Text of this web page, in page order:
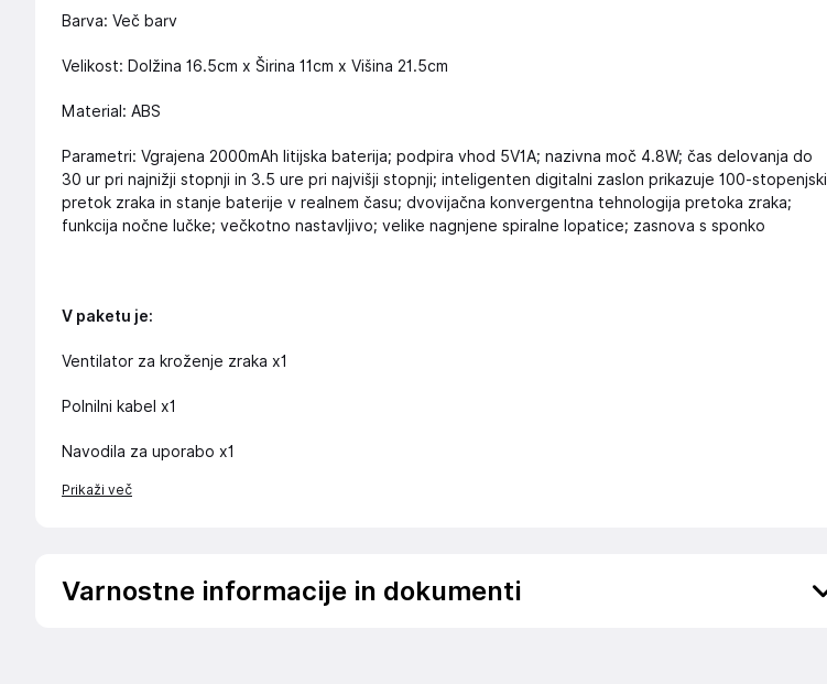
Barva: Več barv
Velikost: Dolžina 16.5cm x Širina 11cm x Višina 21.5cm
Material: ABS
Parametri: Vgrajena 2000mAh litijska baterija; podpira vhod 5V1A; nazivna moč 4.8W; čas delovanja do
30 ur pri najnižji stopnji in 3.5 ure pri najvišji stopnji; inteligenten digitalni zaslon prikazuje 100-stopenjski
pretok zraka in stanje baterije v realnem času; dvovijačna konvergentna tehnologija pretoka zraka;
funkcija nočne lučke; večkotno nastavljivo; velike nagnjene spiralne lopatice; zasnova s sponko
V paketu je:
Ventilator za kroženje zraka x1
Polnilni kabel x1
Navodila za uporabo x1
Prikaži več
Varnostne informacije in dokumenti